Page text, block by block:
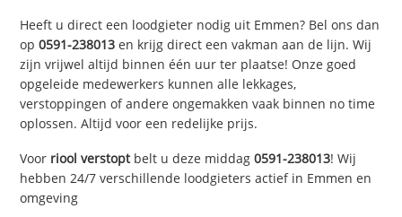
Heeft u direct een loodgieter nodig uit Emmen? Bel ons dan
op0591-238013 en krijg direct een vakman aan de lijn. Wij
zijn vrijwel altijd binnen één uur ter plaatse! Onze goed
opgeleide medewerkers kunnen alle lekkages,
verstoppingen of andere ongemakken vaak binnen no time
oplossen. Altijd voor een redelijke prijs.
Voor riool verstoptbelt u deze middag0591-238013! Wij
hebben 24/7 verschillende loodgieters actief in Emmen en
omgeving